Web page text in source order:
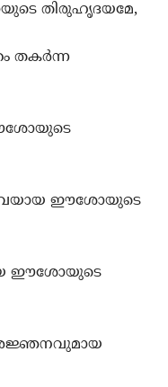
തിരുഹൃദയമേ,
തകര്‍ന്ന
ഈശോയുടെ
ഈശോയുടെ